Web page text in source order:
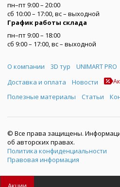
пн–пт 9:00 – 20:00
сб 10:00 – 17:00, вс – выходной
График работы склада
пн–пт 9:00 – 18:00
сб 9:00 – 17:00, вс – выходной
Меню
О компании 3D тур UNIMART PRO
Доставка и оплата
Новости
Полезные материалы
Статьи
© Все права защищены.
об авторских правах.
Политика конфиденциальности
Правовая информация